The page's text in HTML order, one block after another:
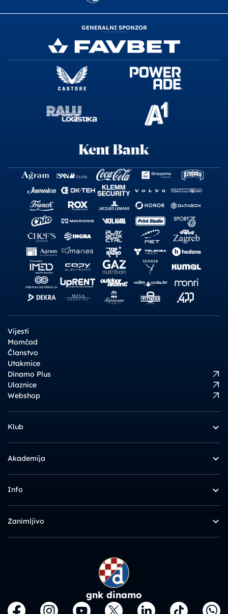
GENERALNI SPONZOR
Vijesti
Momčad
Članstvo
Utakmice
Dinamo Plus
Ulaznice
Webshop
Klub
Akademija
Info
Zanimljivo
gnk dinamo